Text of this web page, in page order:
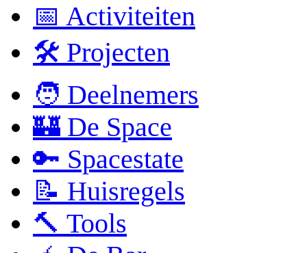
📅 Activiteiten
🛠 Projecten
🧑 Deelnemers
🏰 De Space
🔑 Spacestate
📝 Huisregels
🔨 Tools